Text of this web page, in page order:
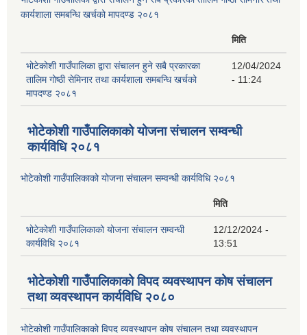
कार्यशाला समबन्धि खर्चको मापदण्ड २०८१
मिति
भोटेकोशी गाउँपालिका द्वारा संचालन हुने सबै प्रकारका
तालिम गोष्ठी सेमिनार तथा कार्यशाला समबन्धि खर्चको
मापदण्ड २०८१
12/04/2024
- 11:24
भोटेकोशी गाउँपालिकाको योजना संचालन सम्वन्धी
कार्यविधि २०८१
भोटेकोशी गाउँपालिकाको योजना संचालन सम्वन्धी कार्यविधि २०८१
मिति
भोटेकोशी गाउँपालिकाको योजना संचालन सम्वन्धी
कार्यविधि २०८१
12/12/2024 -
13:51
भोटेकोशी गाउँपालिकाको विपद व्यवस्थापन कोष संचालन
तथा व्यवस्थापन कार्यविधि २०८०
भोटेकोशी गाउँपालिकाको विपद व्यवस्थापन कोष संचालन तथा व्यवस्थापन